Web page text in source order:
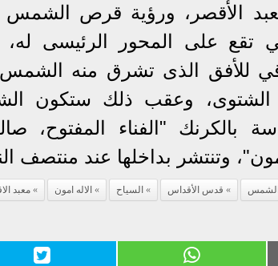
الأقصر، ورؤية قرص الشمس
تقع على المحور الرئيسى
للأفق الذى تشرق منه
الشتوى، وعقب ذلك ستكون
بالكرنك "الفناء المفتوح،
وتنتشر بداخلها عند منتصف
الشمس قدس الأقداس السياح الاله امون معبد